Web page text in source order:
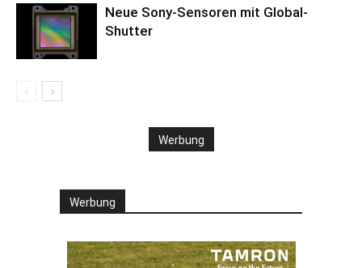
Neue Sony-Sensoren mit Global-
Shutter
Werbung
Werbung